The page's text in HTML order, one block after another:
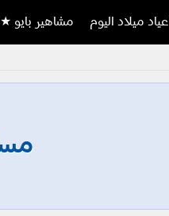
اعياد ميلاد اليوم مشاهير بايو ★